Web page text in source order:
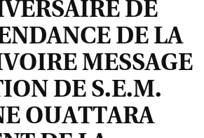
DE
DE LA
MESSAGE
DE S.E.M.
OUATTARA